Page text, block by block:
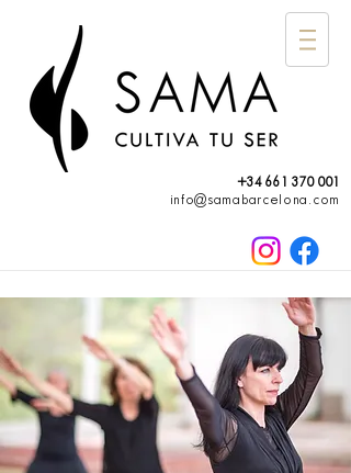
+34 661 370 001
info@samabarcelona.com